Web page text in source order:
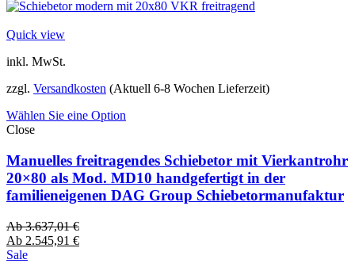
Quick view
inkl. MwSt.
zzgl. Versandkosten (Aktuell 6-8 Wochen Lieferzeit)
Wählen Sie eine Option
Close
Manuelles freitragendes Schiebetor mit Vierkantrohr
20×80 als Mod. MD10 handgefertigt in der
familieneigenen DAG Group Schiebetormanufaktur
Ab3.637,01€
Ab 2.545,91 €
Sale